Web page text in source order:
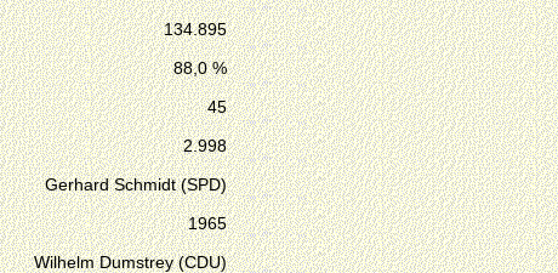
134.895
88,0 %
45
2.998
Gerhard Schmidt (SPD)
1965
Wilhelm Dumstrey (CDU)